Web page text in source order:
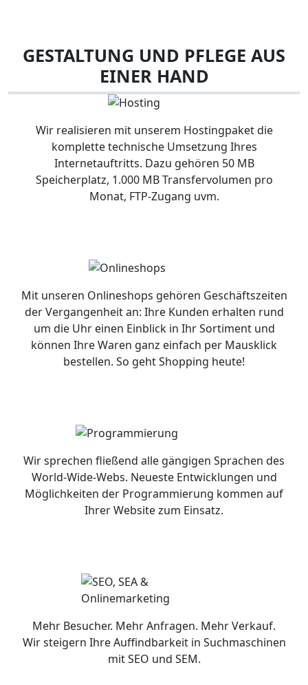
GESTALTUNG UND PFLEGE AUS
EINER HAND
Wir realisieren mit unserem Hostingpaket die
komplette technische Umsetzung Ihres
Internetauftritts. Dazu gehören 50 MB
Speicherplatz, 1.000 MB Transfervolumen pro
Monat, FTP-Zugang uvm.
Mit unseren Onlineshops gehören Geschäftszeiten
der Vergangenheit an: Ihre Kunden erhalten rund
um die Uhr einen Einblick in Ihr Sortiment und
können Ihre Waren ganz einfach per Mausklick
bestellen. So geht Shopping heute!
Wir sprechen fließend alle gängigen Sprachen des
World-Wide-Webs. Neueste Entwicklungen und
Möglichkeiten der Programmierung kommen auf
Ihrer Website zum Einsatz.
Mehr Besucher. Mehr Anfragen. Mehr Verkauf.
Wir steigern Ihre Auffindbarkeit in Suchmaschinen
mit SEO und SEM.